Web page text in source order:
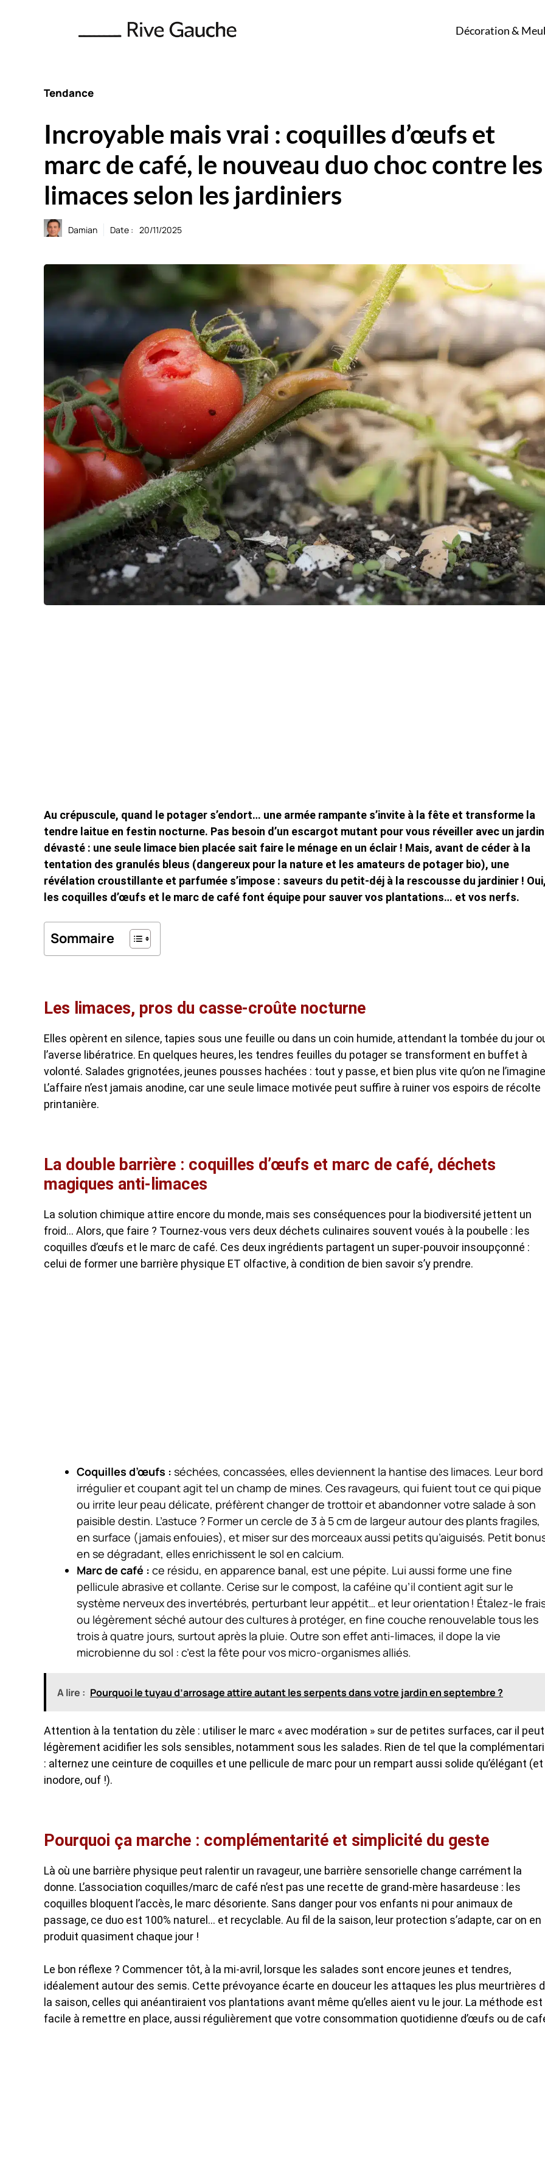
Décoration &
Tendance
Incroyable mais vrai : coquilles d’œufs et
marc de café, le nouveau duo choc contre les
limaces selon les jardiniers
Damian Date : 20/11/2025
Au crépuscule, quand le potager s’endort… une armée rampante s’invite à la fête et transforme la
tendre laitue en festin nocturne. Pas besoin d’un escargot mutant pour vous réveiller avec un jardin
dévasté : une seule limace bien placée sait faire le ménage en un éclair ! Mais, avant de céder à la
tentation des granulés bleus (dangereux pour la nature et les amateurs de potager bio), une
révélation croustillante et parfumée s’impose : saveurs du petit-déj à la rescousse du jardinier !
les coquilles d’œufs et le marc de café font équipe pour sauver vos plantations… et vos nerfs.
Sommaire
Les limaces, pros du casse-croûte nocturne
Elles opèrent en silence, tapies sous une feuille ou dans un coin humide, attendant la tombée du jour
l’averse libératrice. En quelques heures, les tendres feuilles du potager se transforment en buffet à
volonté. Salades grignotées, jeunes pousses hachées : tout y passe, et bien plus vite qu’on ne
L’affaire n’est jamais anodine, car une seule limace motivée peut suffire à ruiner vos espoirs de récolte
printanière.
La double barrière : coquilles d’œufs et marc de café, déchets
magiques anti-limaces
La solution chimique attire encore du monde, mais ses conséquences pour la biodiversité jettent un
froid… Alors, que faire ? Tournez-vous vers deux déchets culinaires souvent voués à la poubelle : les
coquilles d’œufs et le marc de café. Ces deux ingrédients partagent un super-pouvoir insoupçonné :
celui de former une barrière physique ET olfactive, à condition de bien savoir s’y prendre.
Coquilles d’œufs : séchées, concassées, elles deviennent la hantise des limaces. Leur bord
irrégulier et coupant agit tel un champ de mines. Ces ravageurs, qui fuient tout ce qui pique
ou irrite leur peau délicate, préfèrent changer de trottoir et abandonner votre salade à son
paisible destin. L’astuce ? Former un cercle de 3 à 5 cm de largeur autour des plants fragiles,
en surface (jamais enfouies), et miser sur des morceaux aussi petits qu’aiguisés. Petit
en se dégradant, elles enrichissent le sol en calcium.
Marc de café : ce résidu, en apparence banal, est une pépite. Lui aussi forme une fine
pellicule abrasive et collante. Cerise sur le compost, la caféine qu’il contient agit sur le
système nerveux des invertébrés, perturbant leur appétit… et leur orientation ! Étalez-le
ou légèrement séché autour des cultures à protéger, en fine couche renouvelable tous les
trois à quatre jours, surtout après la pluie. Outre son effet anti-limaces, il dope la vie
microbienne du sol : c’est la fête pour vos micro-organismes alliés.
A lire : Pourquoi le tuyau d’arrosage attire autant les serpents dans votre jardin en septembre ?
Attention à la tentation du zèle : utiliser le marc « avec modération » sur de petites surfaces, car il peut
légèrement acidifier les sols sensibles, notamment sous les salades. Rien de tel que la
: alternez une ceinture de coquilles et une pellicule de marc pour un rempart aussi solide qu’élégant (et
inodore, ouf !).
Pourquoi ça marche : complémentarité et simplicité du geste
Là où une barrière physique peut ralentir un ravageur, une barrière sensorielle change carrément la
donne. L’association coquilles/marc de café n’est pas une recette de grand-mère hasardeuse : les
coquilles bloquent l’accès, le marc désoriente. Sans danger pour vos enfants ni pour animaux de
passage, ce duo est 100% naturel… et recyclable. Au fil de la saison, leur protection s’adapte, car on en
produit quasiment chaque jour !
Le bon réflexe ? Commencer tôt, à la mi-avril, lorsque les salades sont encore jeunes et tendres,
idéalement autour des semis. Cette prévoyance écarte en douceur les attaques les plus meurtrières
la saison, celles qui anéantiraient vos plantations avant même qu’elles aient vu le jour. La méthode est
facile à remettre en place, aussi régulièrement que votre consommation quotidienne d’œufs ou de